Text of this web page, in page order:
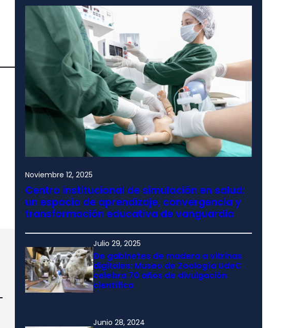
Noviembre 12, 2025
Centro institucional de simulación en salud:
un espacio de aprendizaje, convergencia y
transformación educativa de vanguardia
Julio 29, 2025
De gabinetes de madera a vitrinas
digitales: Museo de Zoología UdeC
celebra 70 años de divulgación
científica
Junio 28, 2024